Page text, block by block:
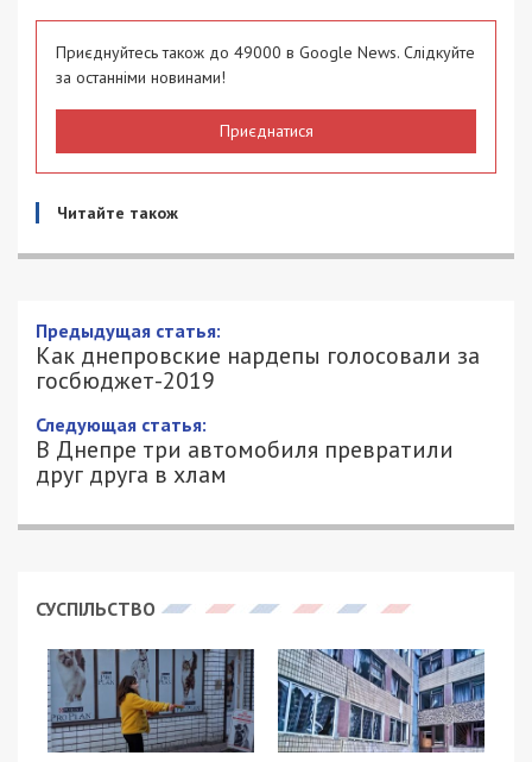
Приєднуйтесь також до 49000 в Google News. Слідкуйте
за останніми новинами!
Приєднатися
Читайте також
Как днепровские нардепы голосовали
за госбюджет-2019
23/11/2018 - 16:45
АЛЕКСЕЙ ВАЛЕНКО - СПЕЦИАЛЬНО
ДЛЯ 49000.COM.UA
2589
Верховная Рада впервые в истории Украины
ноября. Куда будут тратить государственные
на 23 ноября. Для Днепра это событие имеет
особенное значение, ведь в проект бюджета
президент внес поправкуо выделении 200
миллионов гривен на строительство аэропорта.